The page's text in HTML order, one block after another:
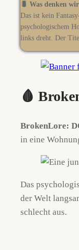
🐛 Was denken
Das ist kein
psychologischem
links dreht. Der
🩸
BrokenLore:
in eine
Das
der Welt
schlecht aus.